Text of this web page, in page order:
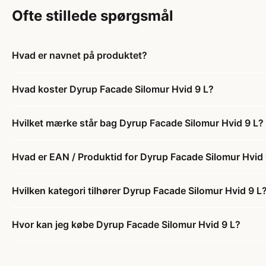
Ofte stillede spørgsmål
Hvad er navnet på produktet?
Hvad koster Dyrup Facade Silomur Hvid 9 L?
Hvilket mærke står bag Dyrup Facade Silomur Hvid 9 L?
Hvad er EAN / Produktid for Dyrup Facade Silomur Hvid
Hvilken kategori tilhører Dyrup Facade Silomur Hvid 9 L?
Hvor kan jeg købe Dyrup Facade Silomur Hvid 9 L?